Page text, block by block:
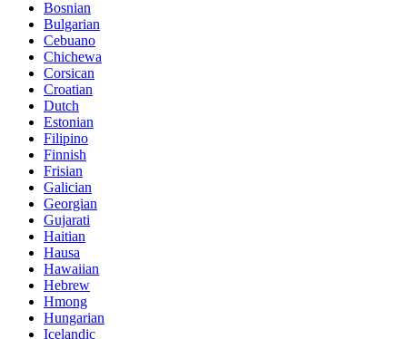
Bosnian
Bulgarian
Cebuano
Chichewa
Corsican
Croatian
Dutch
Estonian
Filipino
Finnish
Frisian
Galician
Georgian
Gujarati
Haitian
Hausa
Hawaiian
Hebrew
Hmong
Hungarian
Icelandic